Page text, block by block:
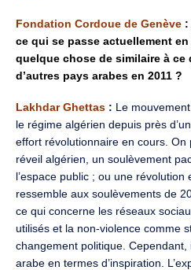
Fondation Cordoue de Genève :
ce qui se passe actuellement
quelque chose de similaire à ce
d’autres pays arabes en 2011 ?
Lakhdar Ghettas : Le
le régime algérien depuis près
effort révolutionnaire en cours. On
réveil algérien, un soulèvement
l’espace public ; ou une révolution
ressemble aux soulèvements de
ce qui concerne les réseaux
utilisés et la non-violence comme
changement politique.
arabe en termes d’inspiration.